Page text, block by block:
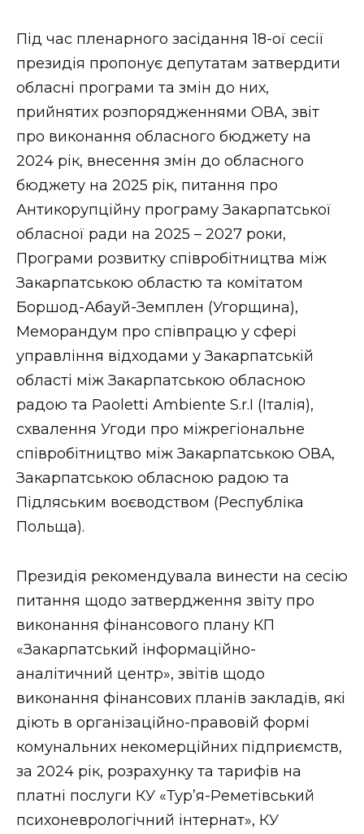
ВІДЕО
Під час пленарного засідання 18-ої сесії
президія пропонує депутатам затвердити
обласні програми та змін до них,
прийнятих розпорядженнями ОВА, звіт
про виконання обласного бюджету на
2024 рік, внесення змін до обласного
бюджету на 2025 рік, питання про
Антикорупційну програму Закарпатської
обласної ради на 2025 – 2027 роки,
Програми розвитку співробітництва між
Закарпатською областю та комітатом
Боршод-Абауй-Земплен (Угорщина),
Меморандум про співпрацю у сфері
управління відходами у Закарпатській
області між Закарпатською обласною
радою та Paoletti Ambiente S.r.I (Італія),
схвалення Угоди про міжрегіональне
співробітництво між Закарпатською ОВА,
Закарпатською обласною радою та
Підляським воєводством (Республіка
Польща).
Президія рекомендувала винести на сесію
питання щодо затвердження звіту про
виконання фінансового плану КП
«Закарпатський інформаційно-
аналітичний центр», звітів щодо
виконання фінансових планів закладів, які
діють в організаційно-правовій формі
комунальних некомерційних підприємств,
за 2024 рік, розрахунку та тарифів на
платні послуги КУ «Тур’я-Реметівський
психоневрологічний інтернат», КУ